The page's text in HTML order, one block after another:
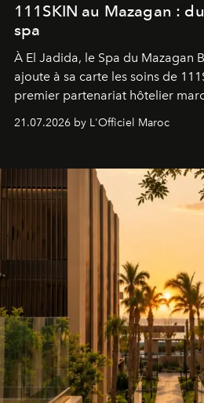
111SKIN au Mazagan :
spa
À El Jadida, le Spa du Mazagan
ajoute à sa carte les soins de
premier partenariat hôtelier
londonien et construite depuis
21.07.2026 by L'Officiel Maroc